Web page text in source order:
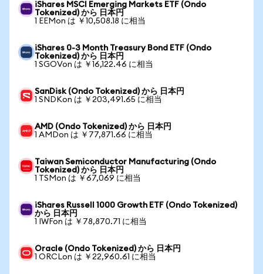
iShares MSCI Emerging Markets ETF (Ondo
Tokenized) から 日本円
1 EEMon は ￥10,508.18 に相当
iShares 0-3 Month Treasury Bond ETF (Ondo
Tokenized) から 日本円
1 SGOVon は ￥16,122.46 に相当
SanDisk (Ondo Tokenized) から 日本円
1 SNDKon は ￥203,491.65 に相当
AMD (Ondo Tokenized) から 日本円
1 AMDon は ￥77,871.66 に相当
Taiwan Semiconductor Manufacturing (Ondo
Tokenized) から 日本円
1 TSMon は ￥67,069 に相当
iShares Russell 1000 Growth ETF (Ondo Tokenized)
から 日本円
1 IWFon は ￥78,870.71 に相当
Oracle (Ondo Tokenized) から 日本円
1 ORCLon は ￥22,960.61 に相当